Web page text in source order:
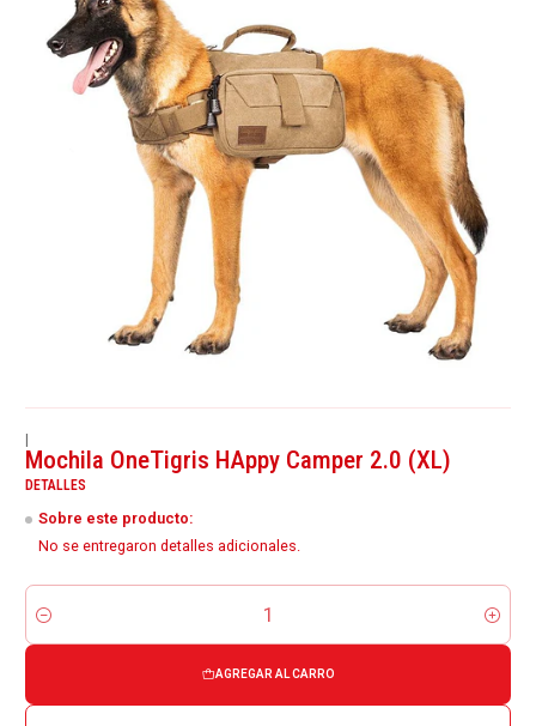
|
Mochila OneTigris HAppy Camper 2.0 (XL)
DETALLES
Sobre este producto:
No se entregaron detalles adicionales.
Cantidad
AGREGAR AL CARRO